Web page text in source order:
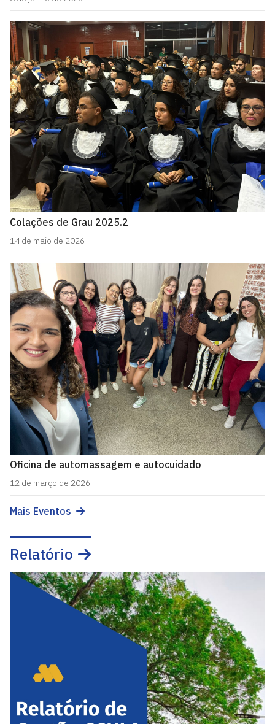
Colações de Grau 2025.2
14 de maio de 2026
Oficina de automassagem e autocuidado
12 de março de 2026
Mais Eventos
Relatório